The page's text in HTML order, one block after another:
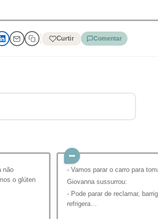
Curtir Comentar
não
o glúten
- Vamos parar o carro para
Giovanna sussurrou:
- Pode parar de reclamar,
refrigera…